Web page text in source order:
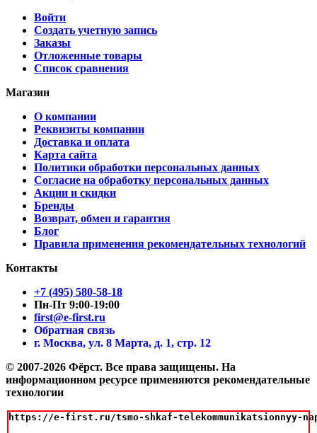
Войти
Создать учетную запись
Заказы
Отложенные товары
Список сравнения
Магазин
О компании
Реквизиты компании
Доставка и оплата
Карта сайта
Политики обработки персональных данных
Согласие на обработку персональных данных
Акции и скидки
Бренды
Возврат, обмен и гарантия
Блог
Правила применения рекомендательных технологий
Контакты
+7 (495) 580-58-18
Пн-Пт 9:00-19:00
first@e-first.ru
Обратная связь
г. Москва, ул. 8 Марта, д. 1, стр. 12
© 2007-2026 Фёрст. Все права защищены. На
информационном ресурсе применяются рекомендательные
технологии
https://e-first.ru/tsmo-shkaf-telekommunikatsionnyy-